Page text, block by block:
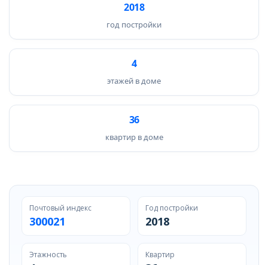
2018
год постройки
4
этажей в доме
36
квартир в доме
Почтовый индекс
300021
Год постройки
2018
Этажность Квартир